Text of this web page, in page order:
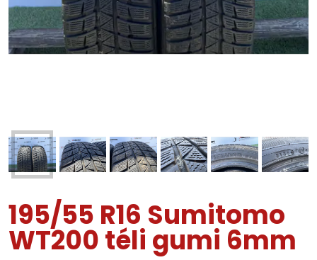
195/55 R16 Sumitomo
WT200 téli gumi 6mm